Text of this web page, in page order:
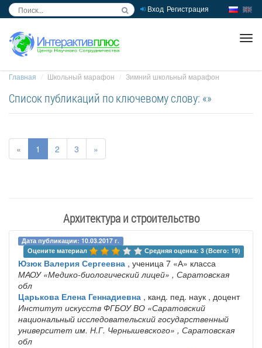
Вход Регистрация
Главная Школьный марафон Зимний школьный марафон
Список публикаций по ключевому слову: «»
« 1 2 3 »
Архитектура и строительство
Дата публикации: 10.03.2017 г.
Оцените материал
Средняя оценка: 3 (Всего: 19)
Юзюк Валерия Сергеевна , ученица 7 «А» класса
МАОУ «Медико-биологический лицей» , Саратовская
обл
Царькова Елена Геннадиевна , канд. пед. наук , доцент
Институт искусств ФГБОУ ВО «Саратовский
национальный исследовательский государственный
университет им. Н.Г. Чернышевского» , Саратовская
обл